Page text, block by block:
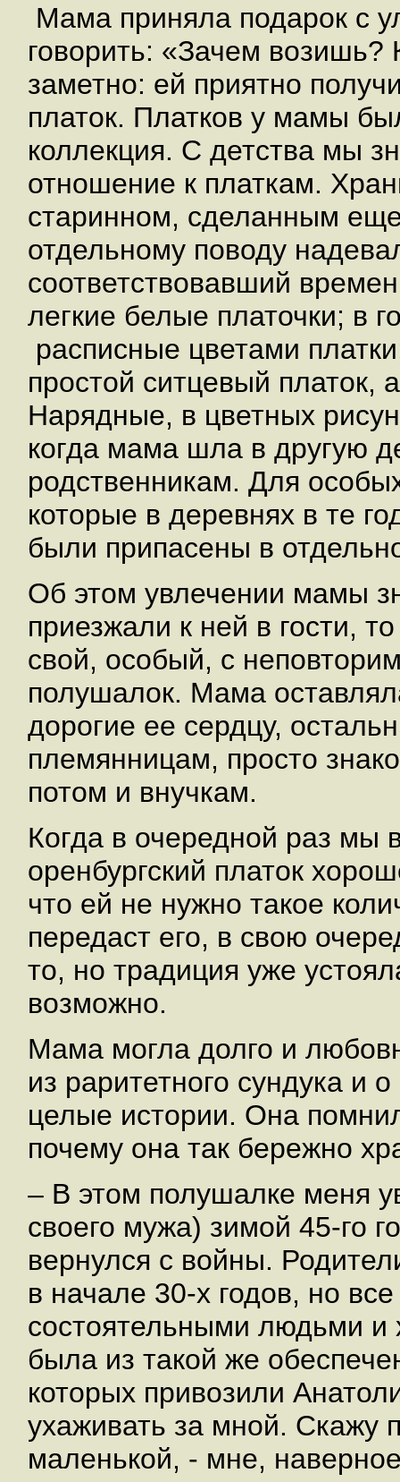
Мама приняла подарок с
говорить: «Зачем
заметно: ей приятно
платок. Платков у мамы
коллекция. С детства мы
отношение к платкам.
старинном, сделанным
отдельному поводу
соответствовавший
легкие белые платочки; в
расписные цветами
простой ситцевый платок,
Нарядные, в цветных
когда мама шла в другую
родственникам. Для
которые в деревнях в те
были припасены в
Об этом увлечении мамы
приезжали к ней в гости,
свой, особый, с
полушалок. Мама
дорогие ее сердцу,
племянницам, просто
потом и внучкам.
Когда в очередной раз мы
оренбургский платок
что ей не нужно такое
передаст его, в свою
то, но традиция уже
возможно.
Мама могла долго и
из раритетного сундука и
целые истории. Она
почему она так бережно
– В этом полушалке меня
своего мужа) зимой 45-го
вернулся с войны.
в начале 30-х годов, но
состоятельными людьми и
была из такой же
которых привозили
ухаживать за мной. Скажу
маленькой, - мне,